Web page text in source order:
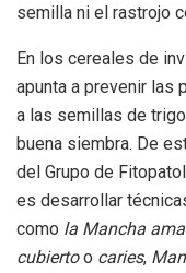
semilla ni el rastrojo
En los cereales de
apunta a prevenir las
a las semillas de
buena siembra. De
del Grupo de
es desarrollar
como la Mancha
cubiertoo caries,